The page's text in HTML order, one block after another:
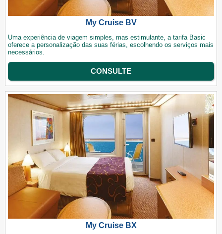
My Cruise BV
Uma experiência de viagem simples, mas estimulante, a tarifa Basic
oferece a personalização das suas férias, escolhendo os serviços mais
necessários.
CONSULTE
My Cruise BX